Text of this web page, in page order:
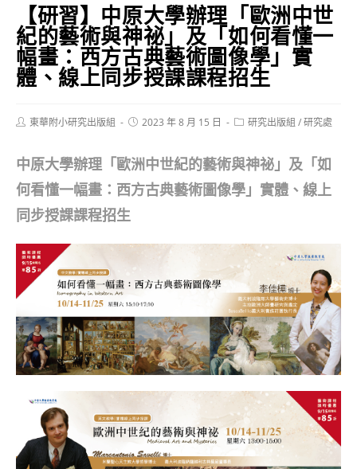
【研習】中原大學辦理「歐洲中世
紀的藝術與神祕」及「如何看懂一
幅畫：西方古典藝術圖像學」實
體、線上同步授課課程招生
Post東華附小研究出版組
Post2023 年 8 月 15 日
Post研究出版組 /研究處
中原大學辦理「歐洲中世紀的藝術與神祕」及「如
何看懂一幅畫：西方古典藝術圖像學」實體、線上
同步授課課程招生